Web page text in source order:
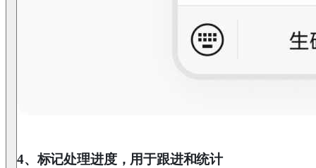
4、标记处理进度，用于跟进和统计